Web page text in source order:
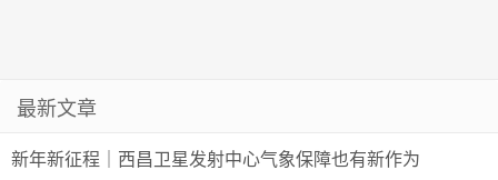
最新文章
新年新征程｜西昌卫星发射中心气象保障也有新作为